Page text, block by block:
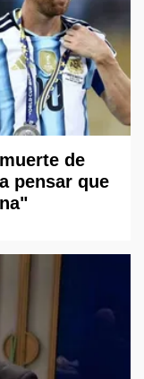
de
pensar que